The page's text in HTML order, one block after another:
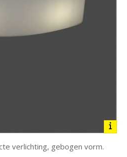
verlichting, gebogen vorm.